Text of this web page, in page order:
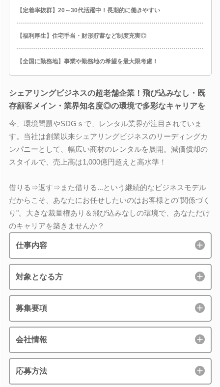
【定着率抜群】20～30代活躍中！長期的に働きやすい
【福利厚生】住宅手当・財形貯蓄など制度充実◎
【全国に勤務地】事業や勤務地の希望を最大限考慮！
シェアリングビジネスの超老舗企業！飛び込みなし・既
存顧客メイン・業界知名度◎の環境で多彩なキャリアを
今、環境問題やSDGｓで、レンタル業界が注目されていま
す。当社は創業以来シェアリングビジネスのリーディングカ
ンパニーとして、幅広い商材のレンタルを展開。減価償却の
スタイルで、売上高は1,000億円超えと高水準！
借りる⇒返す⇒また借りる...という継続的なビジネスモデル
だからこそ、あなたにお任せしたいのはお客様との"関係づく
り"。大きな裁量権あり＆飛び込みなしの環境で、あなただけ
のキャリアを築きませんか？
仕事内容
対象となる方
募集要項
会社情報
応募方法